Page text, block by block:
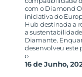
com o Diamond
iniciativa do
Hub destinada a
a
Diamante.
desenvolveu este
o
16 de Junho,